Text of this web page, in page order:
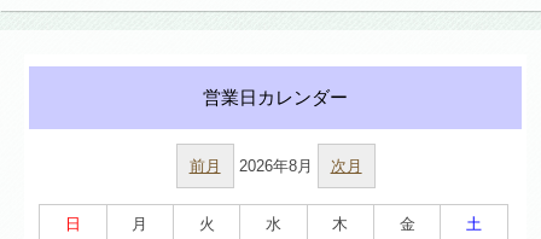
前月 2026年8月 次月
日 月 火 水 木 金 土